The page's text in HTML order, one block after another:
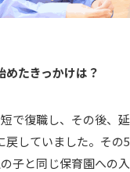
めたきっかけは？
で復職し、その後、
戻していました。その
子と同じ保育園への